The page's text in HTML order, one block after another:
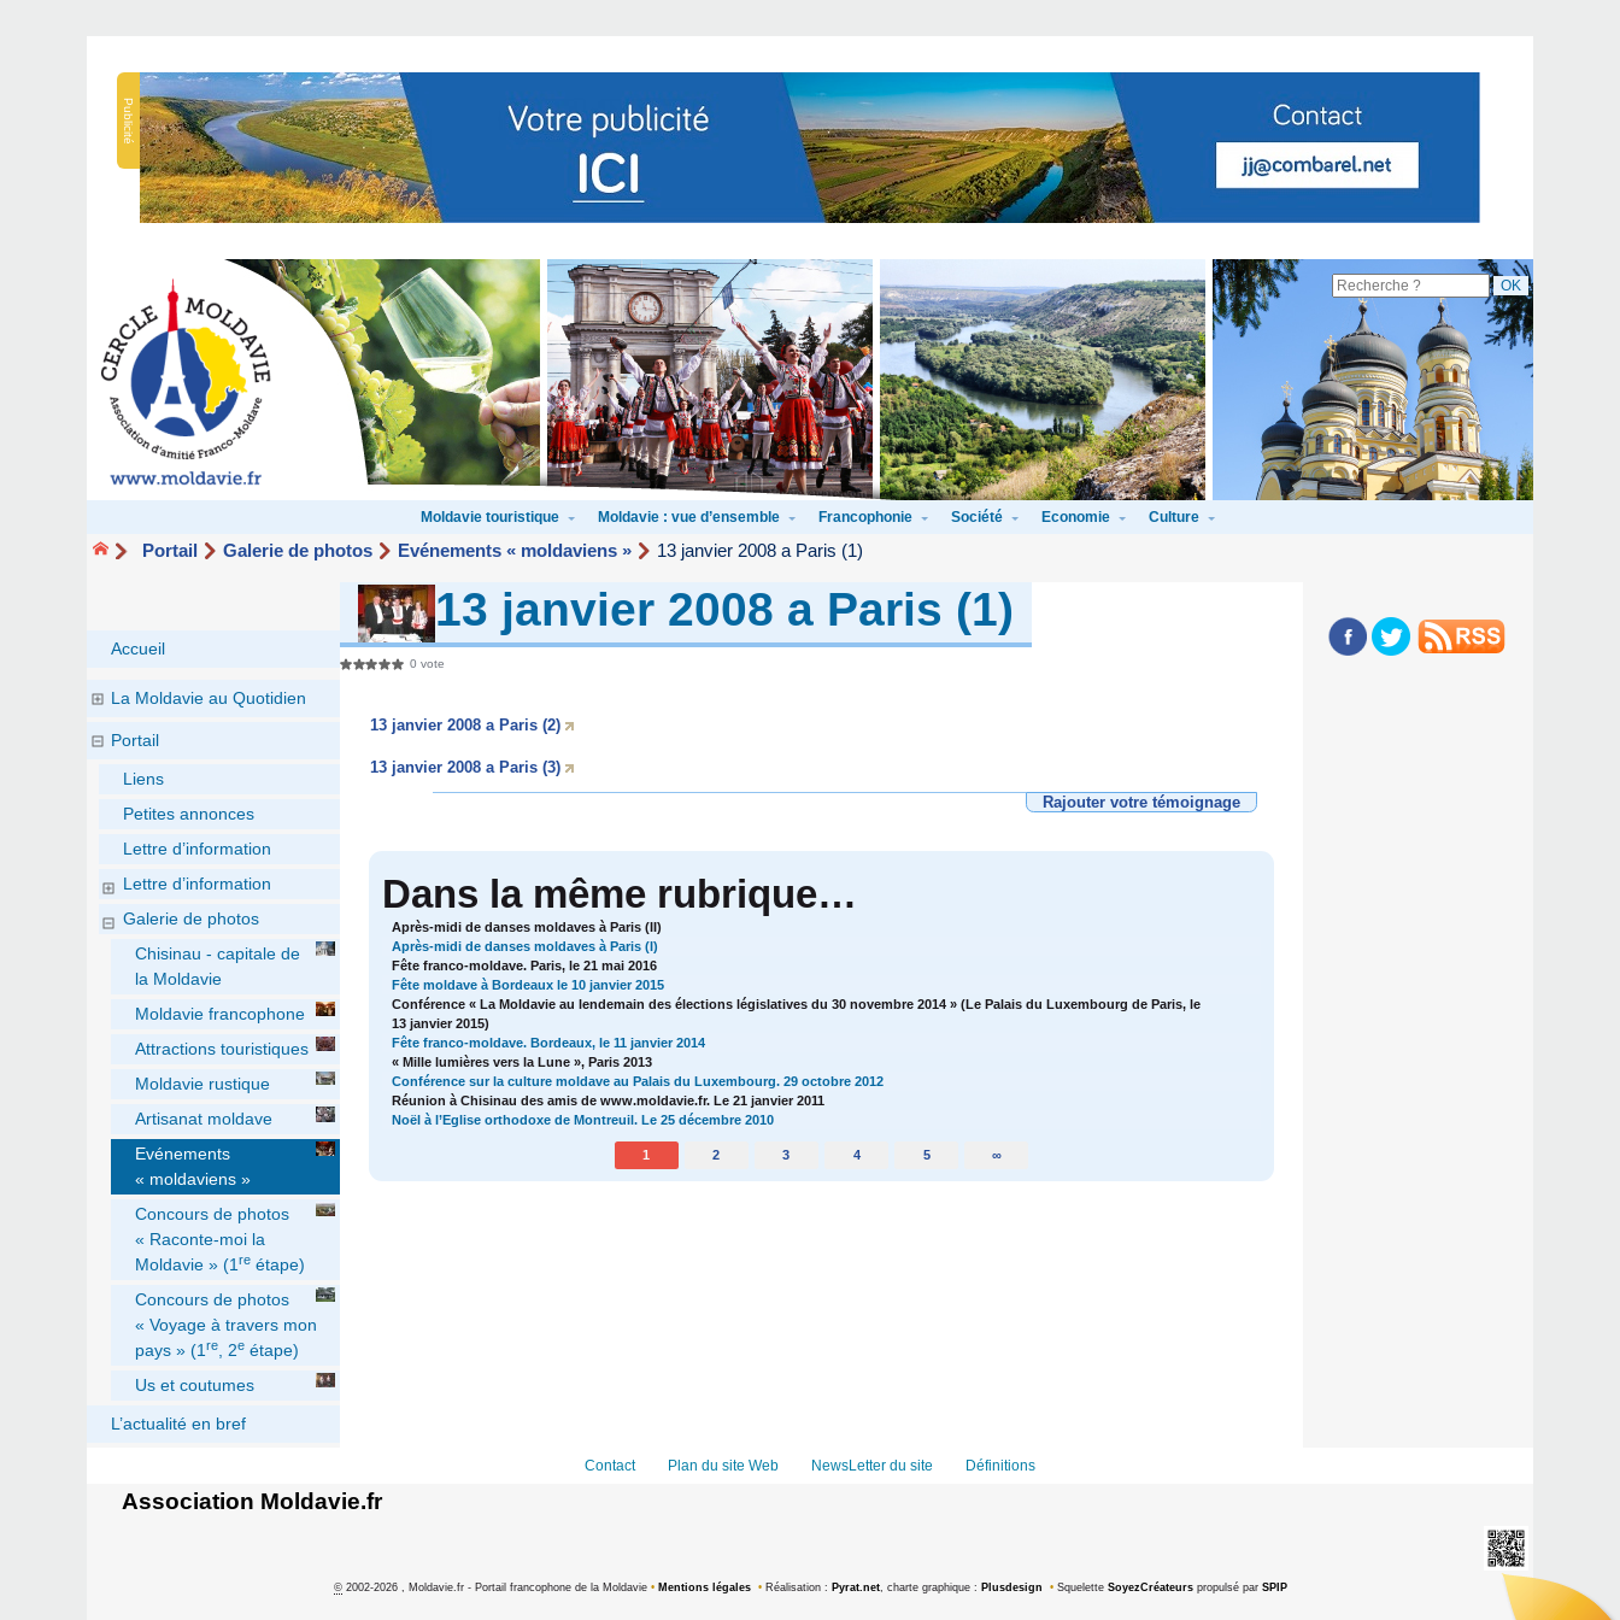
Publicité
Moldavie touristique Moldavie : vue d’ensemble Francophonie Société Economie Culture
Portail Galerie de photos Evénements « moldaviens » 13 janvier 2008 a Paris (1)
13 janvier 2008 a Paris (1)
0 vote
13 janvier 2008 a Paris (2)
13 janvier 2008 a Paris (3)
Rajouter votre témoignage
Dans la même rubrique…
Après-midi de danses moldaves à Paris (II)
Après-midi de danses moldaves à Paris (I)
Fête franco-moldave. Paris, le 21 mai 2016
Fête moldave à Bordeaux le 10 janvier 2015
Conférence « La Moldavie au lendemain des élections législatives du 30 novembre 2014 » (Le Palais du Luxembourg de Paris, le
13 janvier 2015)
Fête franco-moldave. Bordeaux, le 11 janvier 2014
« Mille lumières vers la Lune », Paris 2013
Conférence sur la culture moldave au Palais du Luxembourg. 29 octobre 2012
Réunion à Chisinau des amis de www.moldavie.fr. Le 21 janvier 2011
Noël à l’Eglise orthodoxe de Montreuil. Le 25 décembre 2010
1 2 3 4 5 ∞
Accueil
La Moldavie au Quotidien
Portail
Liens
Petites annonces
Lettre d’information
Lettre d’information
Galerie de photos
Chisinau - capitale de
la Moldavie
Moldavie francophone
Attractions touristiques
Moldavie rustique
Artisanat moldave
Evénements
« moldaviens »
Concours de photos
« Raconte-moi la
Moldavie » (1re étape)
Concours de photos
« Voyage à travers mon
pays » (1re, 2e étape)
Us et coutumes
L’actualité en bref
Contact Plan du site Web NewsLetter du site Définitions
Association Moldavie.fr
©2002-2026 , Moldavie.fr - Portail francophone de la Moldavie • Mentions légales • Réalisation : Pyrat.net, charte graphique : Plusdesign •Squelette SoyezCréateurspropulsé par SPIP